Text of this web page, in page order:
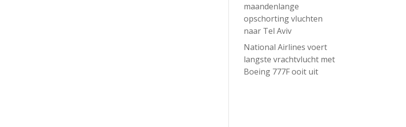
maandenlange
opschorting vluchten
naar Tel Aviv
National Airlines voert
langste vrachtvlucht met
Boeing 777F ooit uit